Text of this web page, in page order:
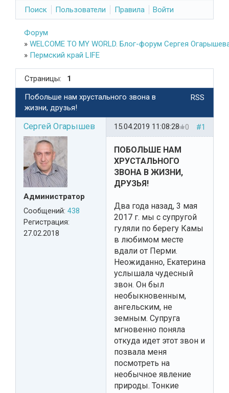
Поиск Пользователи Правила Войти
Форум
» WELCOME TO MY WORLD. Блог-форум Сергея
» Пермский край LIFE
Страницы: 1
RSS
Побольше нам хрустального звона в
жизни, друзья!
Сергей Огарышев
Администратор
Сообщений: 438
Регистрация:
27.02.2018
#1
0
15.04.2019 11:08:28
ПОБОЛЬШЕ НАМ
ХРУСТАЛЬНОГО
ЗВОНА В ЖИЗНИ,
ДРУЗЬЯ!
Два года назад, 3 мая
2017 г. мы с супругой
гуляли по берегу Камы
в любимом месте
вдали от Перми.
Неожиданно, Екатерина
услышала чудесный
звон. Он был
необыкновенным,
ангельским, не
земным. Супруга
мгновенно поняла
откуда идет этот звон и
позвала меня
посмотреть на
необычное явление
природы. Тонкие